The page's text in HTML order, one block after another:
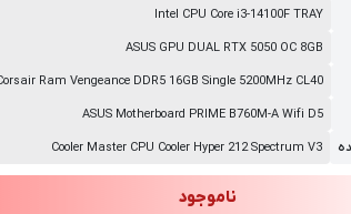
Intel CPU Core i3-14100F TRAY
ASUS GPU DUAL RTX 5050 OC 8GB
Ram Vengeance DDR5 16GB Single 5200MHz CL40
ASUS Motherboard PRIME B760M-A Wifi D5
Cooler Master CPU Cooler Hyper 212 Spectrum V3
ناموجود